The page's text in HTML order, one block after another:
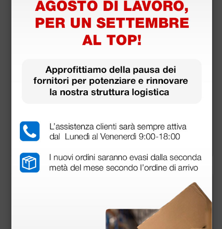
Tavola spinale pedia
84,00 €
(Prezzo i.e.)
Basket
700,0
0 €